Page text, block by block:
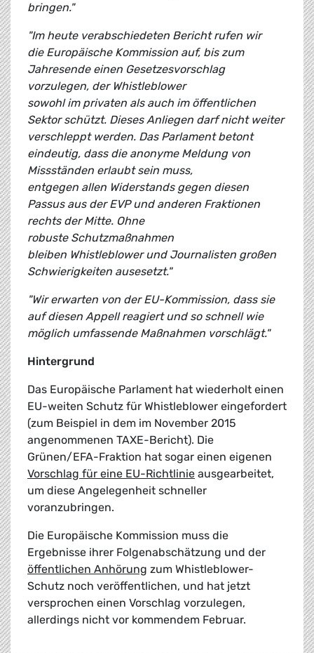
bringen."
"Im heute verabschiedeten Bericht rufen wir
die Europäische Kommission auf, bis zum
Jahresende einen Gesetzesvorschlag
vorzulegen, der Whistleblower
sowohl im privaten als auch im öffentlichen
Sektor schützt. Dieses Anliegen darf nicht weiter
verschleppt werden. Das Parlament betont
eindeutig, dass die anonyme Meldung von
Missständen erlaubt sein muss,
entgegen allen Widerstands gegen diesen
Passus aus der EVP und anderen Fraktionen
rechts der Mitte. Ohne
robuste Schutzmaßnahmen
bleiben Whistleblower und Journalisten großen
Schwierigkeiten ausesetzt."
"Wir erwarten von der EU-Kommission, dass sie
auf diesen Appell reagiert und so schnell wie
möglich umfassende Maßnahmen vorschlägt."
Hintergrund
Das Europäische Parlament hat wiederholt einen
EU-weiten Schutz für Whistleblower eingefordert
(zum Beispiel in dem im November 2015
angenommenen TAXE-Bericht). Die
Grünen/EFA-Fraktion hat sogar einen eigenen
Vorschlag für eine EU-Richtlinie ausgearbeitet,
um diese Angelegenheit schneller
voranzubringen.
Die Europäische Kommission muss die
Ergebnisse ihrer Folgenabschätzung und der
öffentlichen Anhörung zum Whistleblower-
Schutz noch veröffentlichen, und hat jetzt
versprochen einen Vorschlag vorzulegen,
allerdings nicht vor kommendem Februar.